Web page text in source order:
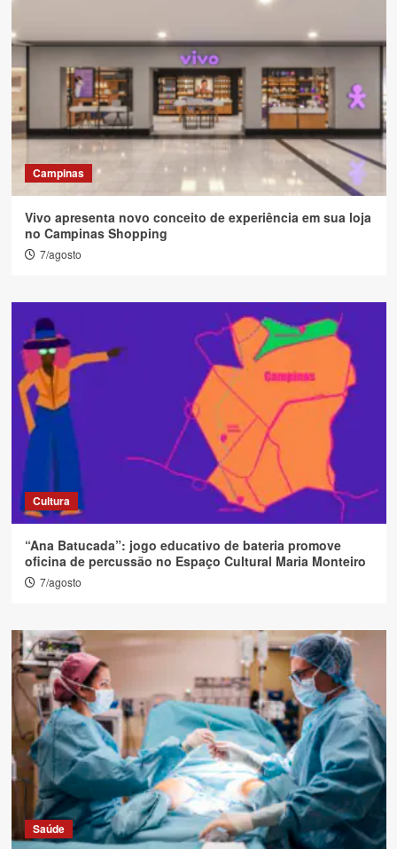
Campinas
Vivo apresenta novo conceito de experiência em sua loja
no Campinas Shopping
7/agosto
Cultura
“Ana Batucada”: jogo educativo de bateria promove
oficina de percussão no Espaço Cultural Maria Monteiro
7/agosto
Saúde